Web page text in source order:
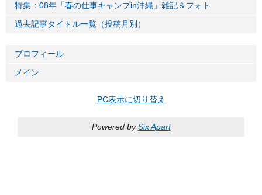
特集：08年「春の仕事キャンプin沖縄」雑記＆フォト
過去記事タイトル一覧（投稿月別）
プロフィール
メイン
PC表示に切り替え
Powered bySix Apart